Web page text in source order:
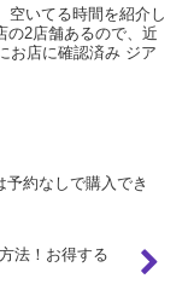
空いてる時間を紹介し
の2店舗あるので、近
お店に確認済み ジア
約なしで購入でき
法！お得する